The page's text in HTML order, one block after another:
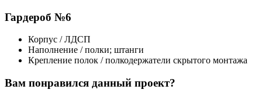
Гардероб №6
Корпус / ЛДСП
Наполнение / полки; штанги
Крепление полок / полкодержатели скрытого монтажа
Вам понравился данный проект?